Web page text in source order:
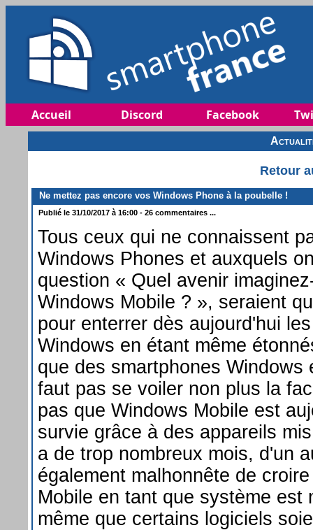
Accueil Discord Facebook
Retour
Ne mettez pas encore vos Windows Phone à la poubelle !
Publié le 31/10/2017 à 16:00 - 26 commentaires ...
Tous ceux qui ne connaissent
Windows Phones et auxquels
question « Quel avenir
Windows Mobile ? », seraient
pour enterrer dès aujourd'hui
Windows en étant même
que des smartphones Windows
faut pas se voiler non plus la
pas que Windows Mobile est
survie grâce à des appareils
a de trop nombreux mois, d'un
également malhonnête de
Mobile en tant que système est
même que certains logiciels